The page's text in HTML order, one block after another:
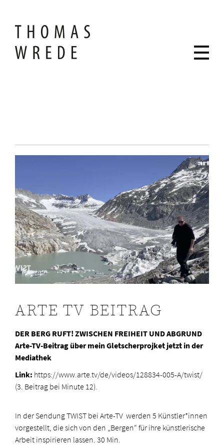
ARTE TV BEITRAG
DER BERG RUFT! ZWISCHEN FREIHEIT UND ABGRUND
Arte-TV-Beitrag über mein Gletscherprojket jetzt in der
Mediathek
Link: https://www.arte.tv/de/videos/128834-005-A/twist/
(3. Beitrag bei Minute 12).
In der Sendung TWIST bei Arte-TV werden 5 Künstler*innen
vorgestellt, die sich von den „Bergen“ für ihre künstlerische
Arbeit inspirieren lassen. 30 Min.